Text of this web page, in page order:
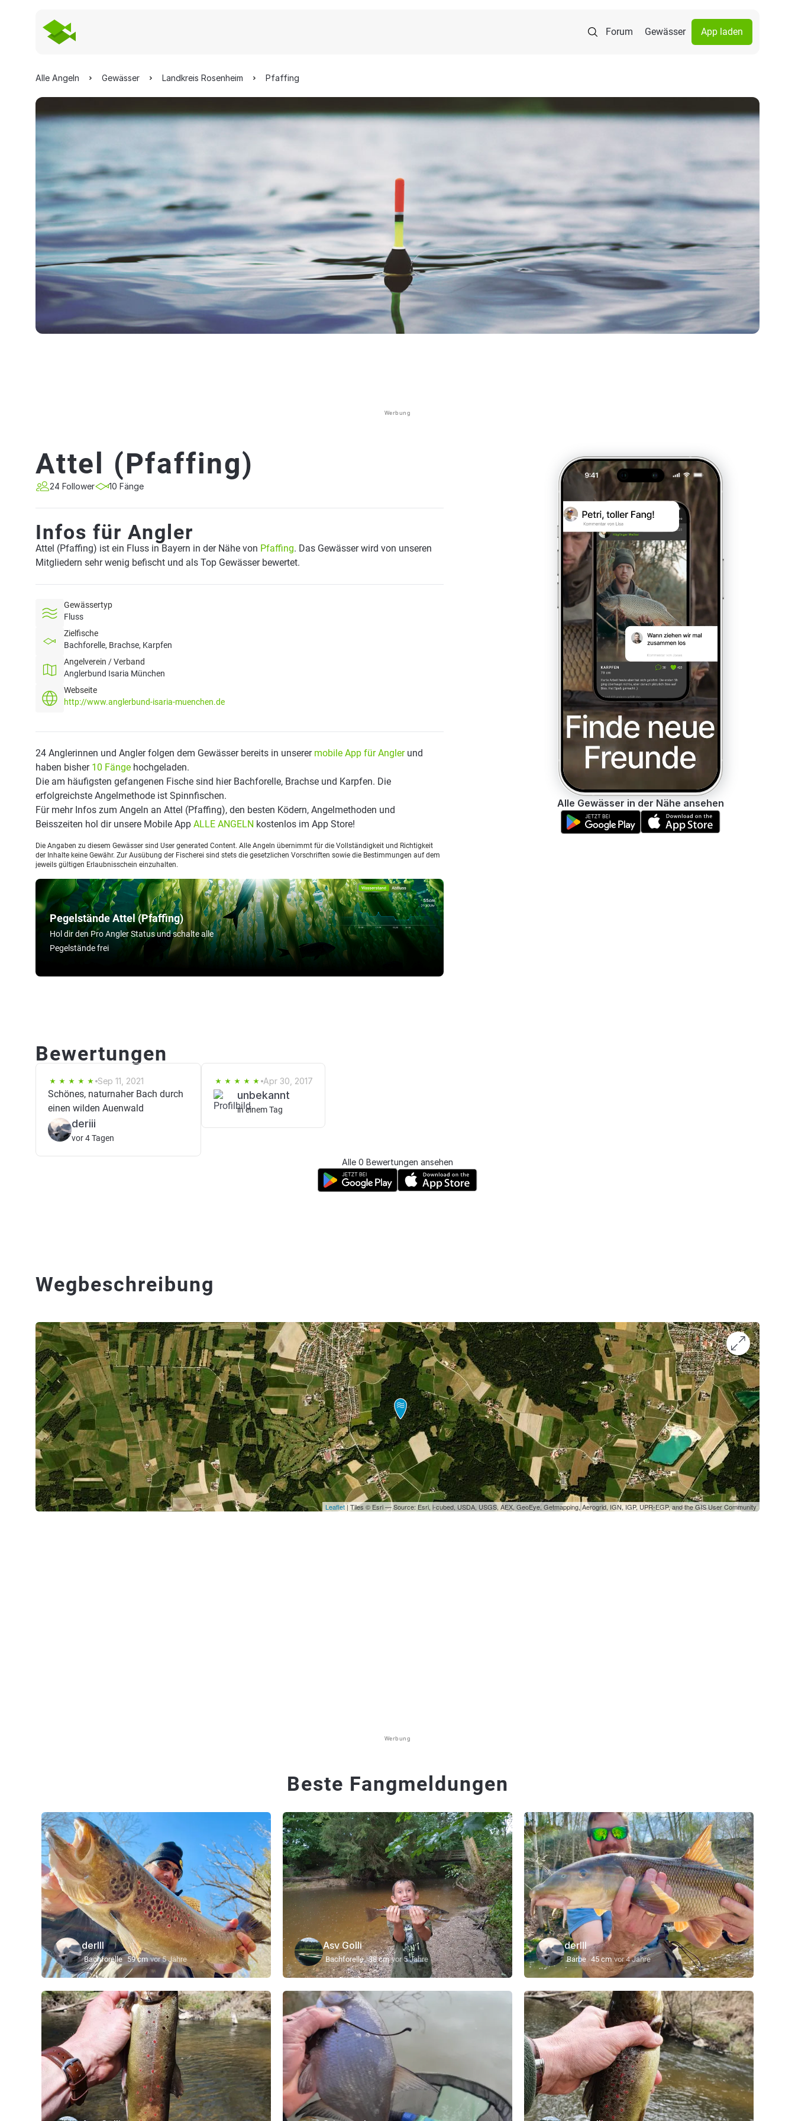
Forum Gewässer App laden
Alle Angeln Gewässer Landkreis Rosenheim Pfaffing
Werbung
Attel (Pfaffing)
24 Follower 10 Fänge
Infos für Angler
Attel (Pfaffing) ist ein Fluss in Bayern in der Nähe von Pfaffing. Das Gewässer wird von unseren
Mitgliedern sehr wenig befischt und als Top Gewässer bewertet.
Gewässertyp
Fluss
Zielfische
Bachforelle, Brachse, Karpfen
Angelverein / Verband
Anglerbund Isaria München
Webseite
http://www.anglerbund-isaria-muenchen.de
Pegelstände Attel (Pfaffing)
Hol dir den Pro Angler Status und schalte alle
Pegelstände frei
24 Anglerinnen und Angler folgen dem Gewässer bereits in unserer mobile App für Anglerund
haben bisher 10 Fänge hochgeladen.
Die am häufigsten gefangenen Fische sind hier Bachforelle, Brachse und Karpfen. Die
erfolgreichste Angelmethode ist Spinnfischen.
Für mehr Infos zum Angeln an Attel (Pfaffing), den besten Ködern, Angelmethoden und
Beisszeiten hol dir unsere Mobile App ALLE ANGELN kostenlos im App Store!
Die Angaben zu diesem Gewässer sind User generated Content. Alle Angeln übernimmt für die Vollständigkeit und Richtigkeit
der Inhalte keine Gewähr. Zur Ausübung der Fischerei sind stets die gesetzlichen Vorschriften sowie die Bestimmungen auf dem
jeweils gültigen Erlaubnisschein einzuhalten.
Alle Gewässer in der Nähe ansehen
Bewertungen
Sep 11, 2021
Schönes, naturnaher Bach durch
einen wilden Auenwald
deriii
vor 4 Tagen
Apr 30, 2017
unbekannt
in einem Tag
Alle 0 Bewertungen ansehen
Wegbeschreibung
Leaflet| Tiles © Esri — Source: Esri, i-cubed, USDA, USGS, AEX, GeoEye, Getmapping, Aerogrid, IGN, IGP, UPR-EGP, and the GIS User Community
Werbung
Beste Fangmeldungen
derIII
Bachforelle 59 cm vor 5 Jahre
Asv Golli
Bachforelle 38 cm vor 5 Jahre
derIII
Barbe 45 cm vor 4 Jahre